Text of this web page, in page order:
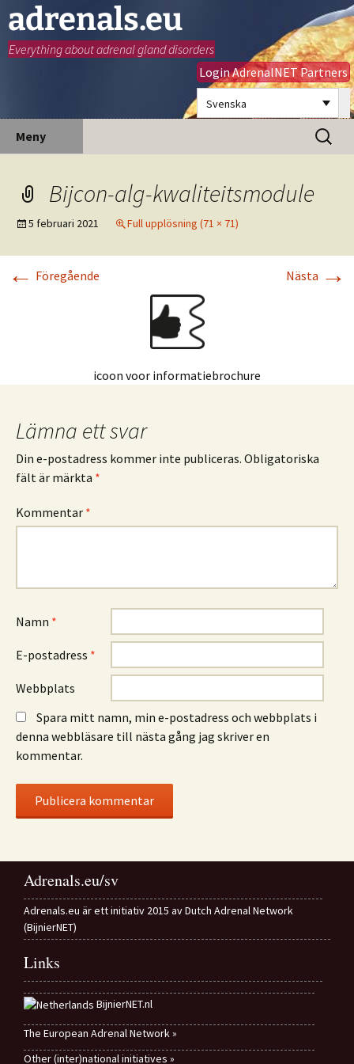
adrenals.eu
Everything about adrenal gland disorders
Login AdrenalNET Partners
Svenska
Meny
Sök
efter:
Bijcon-alg-kwaliteitsmodule
5 februari 2021 Full upplösning (71 × 71)
← Föregående Nästa →
icoon voor informatiebrochure
Lämna ett svar
Din e-postadress kommer inte publiceras. Obligatoriska
fält är märkta *
Kommentar *
Namn *
E-postadress *
Webbplats
Spara mitt namn, min e-postadress och webbplats i
denna webbläsare till nästa gång jag skriver en
kommentar.
Adrenals.eu/sv
Adrenals.eu är ett initiativ 2015 av Dutch Adrenal Network
(BijnierNET)
Links
BijnierNET.nl
The European Adrenal Network »
Other (inter)national initiatives »